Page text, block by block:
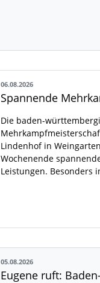
06.08.2026
Die baden-
Lindenhof in
Wochenende
Leistungen. Besonders
05.08.2026